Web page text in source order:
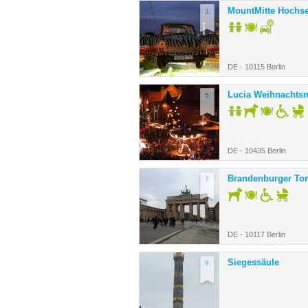
3. MountMitte
DE - 10115 Berlin
5. Lucia
DE - 10435 Berlin
7. Brandenburger Tor
DE - 10117 Berlin
9. Siegessäule